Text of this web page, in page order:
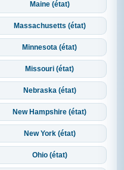
Maine (état)
Massachusetts (état)
Minnesota (état)
Missouri (état)
Nebraska (état)
New Hampshire (état)
New York (état)
Ohio (état)